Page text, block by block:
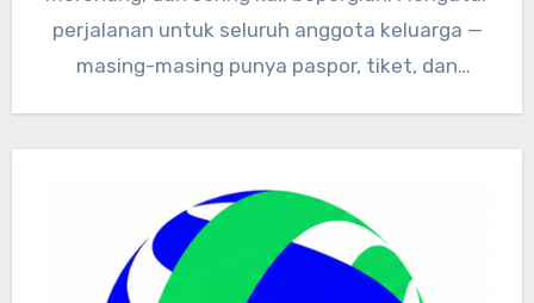
perjalanan untuk seluruh anggota keluarga —
masing-masing punya paspor, tiket, dan